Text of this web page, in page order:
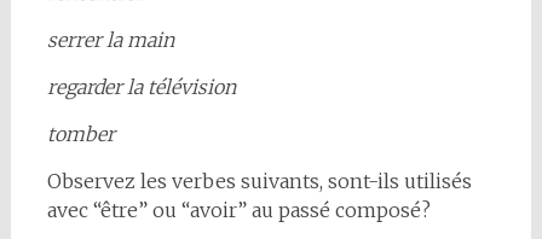
serrer la main
regarder la télévision
tomber
Observez les verbes suivants, sont-ils utilisés
avec “être” ou “avoir” au passé composé?